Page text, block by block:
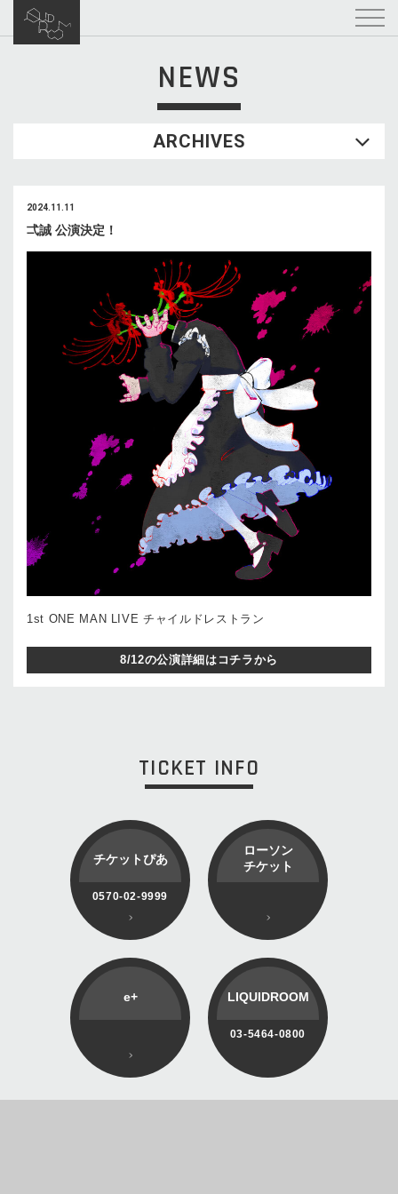
NEWS
ARCHIVES
2024.11.11
弌誠 公演決定！
1st ONE MAN LIVE チャイルドレストラン
8/12の公演詳細はコチラから
TICKET INFO
チケットぴあ
0570-02-9999
ローソン
チケット
e+ LIQUIDROOM
03-5464-0800